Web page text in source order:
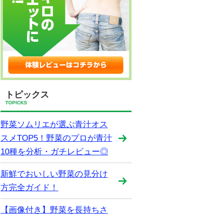
トピックス
TOPICKS
野菜ソムリエが選ぶ青汁オス
スメTOP5！野菜のプロが青汁
10種を分析・ガチレビュー◎
新鮮でおいしい野菜の見分け
方完全ガイド！
【画像付き】野菜を長持ちさ